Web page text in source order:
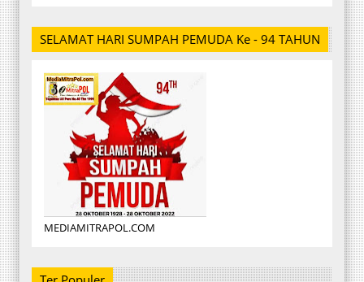
SELAMAT HARI SUMPAH PEMUDA Ke - 94 TAHUN
MEDIAMITRAPOL.COM